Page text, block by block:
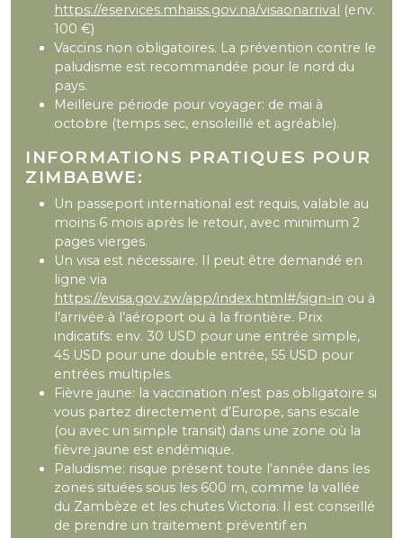
https://eservices.mhaiss.gov.na/visaonarrival (env.
100 €)
Vaccins non obligatoires. La prévention contre le
paludisme est recommandée pour le nord du
pays.
Meilleure période pour voyager: de mai à
octobre (temps sec, ensoleillé et agréable).
INFORMATIONS PRATIQUES POUR
ZIMBABWE:
Un passeport international est requis, valable au
moins 6 mois après le retour, avec minimum 2
pages vierges.
Un visa est nécessaire. Il peut être demandé en
ligne via
https://evisa.gov.zw/app/index.html#/sign-in ou à
l’arrivée à l’aéroport ou à la frontière. Prix
indicatifs: env. 30 USD pour une entrée simple,
45 USD pour une double entrée, 55 USD pour
entrées multiples.
Fièvre jaune: la vaccination n’est pas obligatoire si
vous partez directement d’Europe, sans escale
(ou avec un simple transit) dans une zone où la
fièvre jaune est endémique.
Paludisme: risque présent toute l’année dans les
zones situées sous les 600 m, comme la vallée
du Zambèze et les chutes Victoria. Il est conseillé
de prendre un traitement préventif en